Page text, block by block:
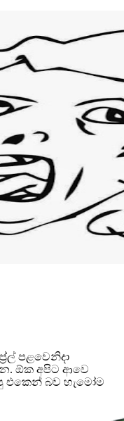
පළවෙනිදා
ඕක අපිට ආවෙ
එකෙන් බව හැමෝම